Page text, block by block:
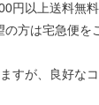
円以上送料無料
方は宅急便を
すが、良好な